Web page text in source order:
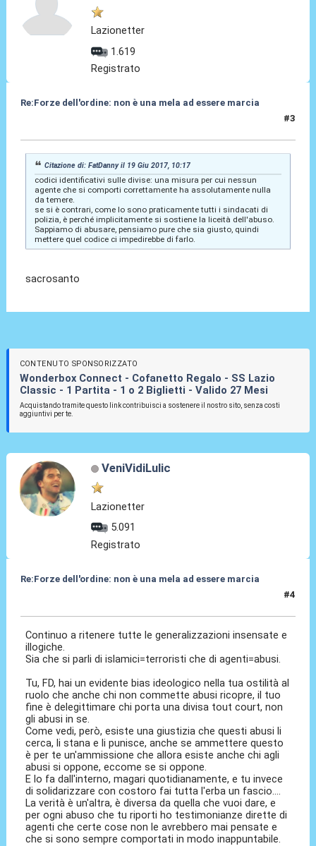
Lazionetter
1.619
Registrato
Re:Forze dell'ordine: non è una mela ad essere marcia
#3
Citazione di: FatDanny il 19 Giu 2017, 10:17
codici identificativi sulle divise: una misura per cui nessun
agente che si comporti correttamente ha assolutamente nulla
da temere.
se si è contrari, come lo sono praticamente tutti i sindacati di
polizia, è perché implicitamente si sostiene la liceità dell'abuso.
Sappiamo di abusare, pensiamo pure che sia giusto, quindi
mettere quel codice ci impedirebbe di farlo.
sacrosanto
CONTENUTO SPONSORIZZATO
Wonderbox Connect - Cofanetto Regalo - SS Lazio
Classic - 1 Partita - 1 o 2 Biglietti - Valido 27 Mesi
Acquistando tramite questo link contribuisci a sostenere il nostro sito, senza costi
aggiuntivi per te.
VeniVidiLulic
Lazionetter
5.091
Registrato
Re:Forze dell'ordine: non è una mela ad essere marcia
#4
Continuo a ritenere tutte le generalizzazioni insensate e
illogiche.
Sia che si parli di islamici=terroristi che di agenti=abusi.
Tu, FD, hai un evidente bias ideologico nella tua ostilità al
ruolo che anche chi non commette abusi ricopre, il tuo
fine è delegittimare chi porta una divisa tout court, non
gli abusi in se.
Come vedi, però, esiste una giustizia che questi abusi li
cerca, li stana e li punisce, anche se ammettere questo
è per te un'ammissione che allora esiste anche chi agli
abusi si oppone, eccome se si oppone.
E lo fa dall'interno, magari quotidianamente, e tu invece
di solidarizzare con costoro fai tutta l'erba un fascio....
La verità è un'altra, è diversa da quella che vuoi dare, e
per ogni abuso che tu riporti ho testimonianze dirette di
agenti che certe cose non le avrebbero mai pensate e
che si sono sempre comportati in modo inappuntabile.